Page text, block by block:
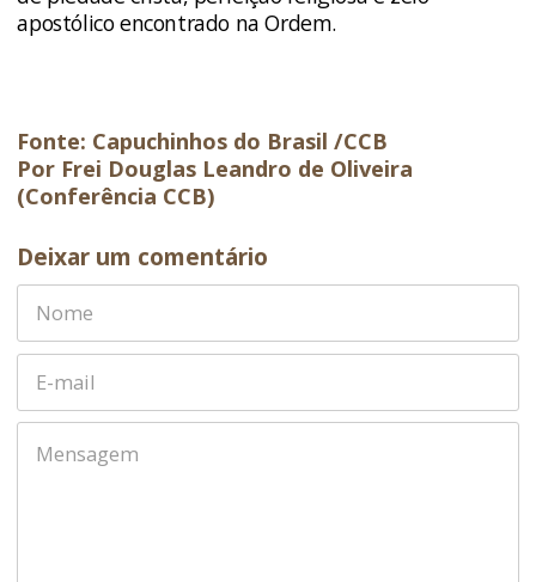
apostólico encontrado na Ordem.
Fonte: Capuchinhos do Brasil /CCB
Por Frei Douglas Leandro de Oliveira
(Conferência CCB)
Deixar um comentário